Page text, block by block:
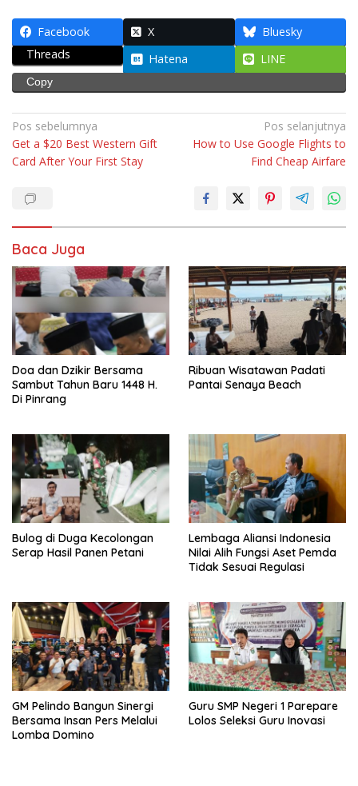
Facebook X
Bluesky
Threads
Hatena LINE
Copy
Navigasi
pos
Pos sebelumnya
Get a $20 Best Western Gift
Card After Your First Stay
Pos selanjutnya
How to Use Google Flights to
Find Cheap Airfare
Baca Juga
Doa dan Dzikir Bersama
Sambut Tahun Baru 1448 H.
Di Pinrang
Ribuan Wisatawan Padati
Pantai Senaya Beach
Bulog di Duga Kecolongan
Serap Hasil Panen Petani
Lembaga Aliansi Indonesia
Nilai Alih Fungsi Aset Pemda
Tidak Sesuai Regulasi
GM Pelindo Bangun Sinergi
Bersama Insan Pers Melalui
Lomba Domino
Guru SMP Negeri 1 Parepare
Lolos Seleksi Guru Inovasi